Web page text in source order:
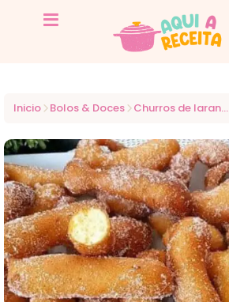
Inicio Bolos & Doces Churros de laranja a sobremesa perfeita com um toque cítrico